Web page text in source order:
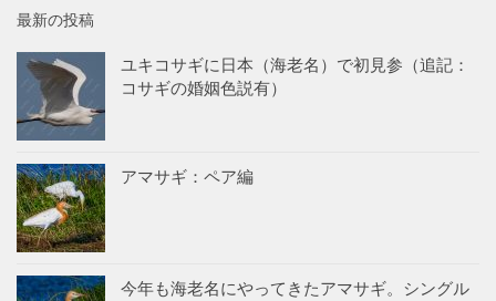
最新の投稿
ユキコサギに日本（海老名）で初見参（追記：
コサギの婚姻色説有）
アマサギ：ペア編
今年も海老名にやってきたアマサギ。シングル